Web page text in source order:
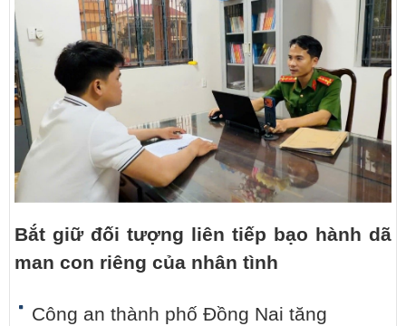
Bắt giữ đối tượng liên tiếp bạo hành dã
man con riêng của nhân tình
Công an thành phố Đồng Nai tăng